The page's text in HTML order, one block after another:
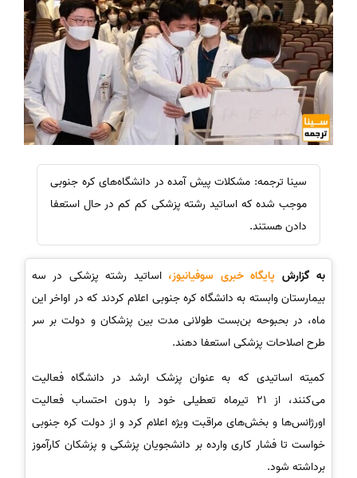
سینا ترجمه: مشکلات پیش آمده در دانشگاه‌های کره جنوبی
موجب شده که اساتید رشته پزشکی کم کم در حال استعفا
دادن هستند.
به گزارش پایگاه خبری سوفیانیوز، اساتید رشته پزشکی در سه
بیمارستان وابسته به دانشگاه کره جنوبی اعلام کردند که در اواخر این
ماه، در بحبوحه بن‌بست طولانی‌ مدت بین پزشکان و دولت بر سر
طرح اصلاحات پزشکی استعفا دهند.
کمیته اساتیدی که به عنوان پزشک ارشد در دانشگاه فعالیت
می‌کنند، از 21 تیرماه تعطیلی خود را بدون احتساب فعالیت
اورژانس‌ها و بخش‌های مراقبت ویژه اعلام کرد و از دولت کره جنوبی
خواست تا فشار کاری وارده بر دانشجویان پزشکی و پزشکان کارآموز
برداشته شود.